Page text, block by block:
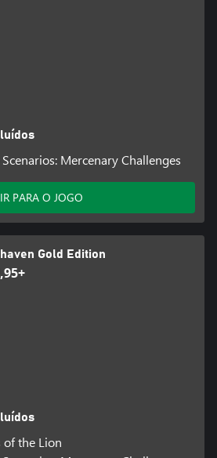
Mercenary Challenges
IR PARA O JOGO
Gold Edition
of the Lion